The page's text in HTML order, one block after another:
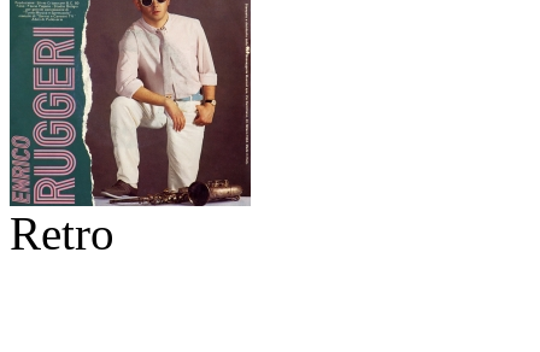
Retro